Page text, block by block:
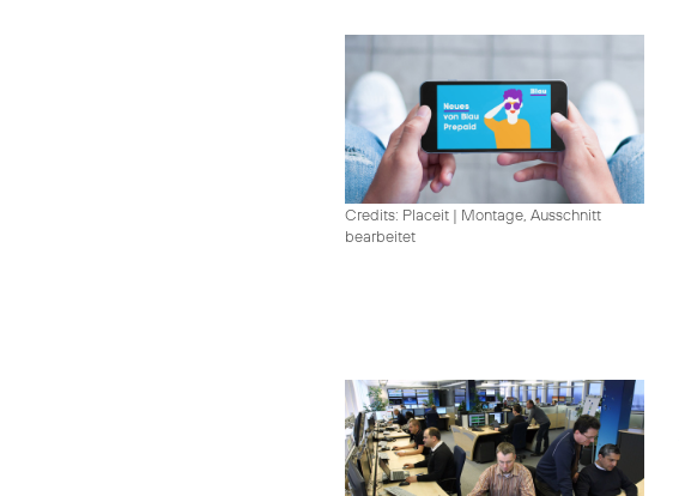
Credits: Placeit | Montage, Ausschnitt
bearbeitet